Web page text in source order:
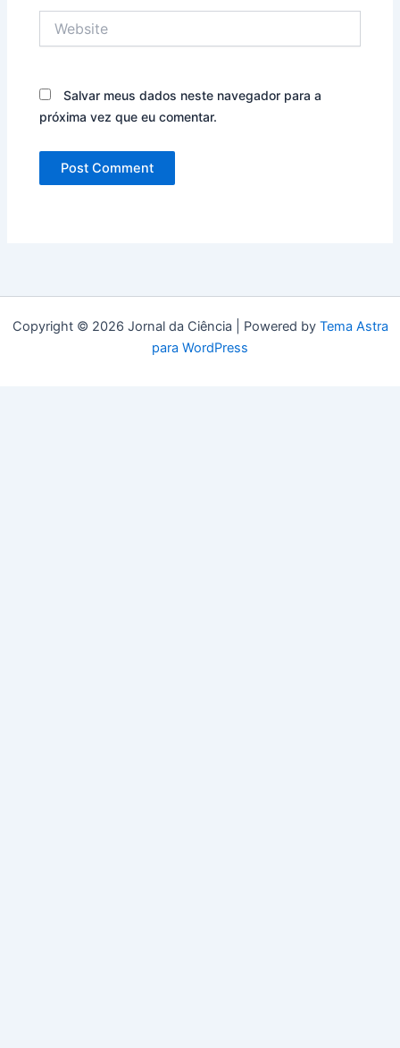
Salvar meus dados neste navegador para a
próxima vez que eu comentar.
Copyright © 2026 Jornal da Ciência | Powered by Tema Astra
para WordPress